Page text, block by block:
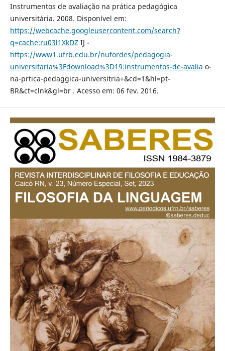
Instrumentos de avaliação na prática pedagógica
universitária. 2008. Disponível em:
https://webcache.googleusercontent.com/search?
q=cache:ru03l1XkDZIJ -
https://www1.ufrb.edu.br/nufordes/pedagogia-
universitaria%3Fdownload%3D19:instrumentos-de-avalia o-
na-prtica-pedaggica-universitria+&cd=1&hl=pt-
BR&ct=clnk&gl=br . Acesso em: 06 fev. 2016.